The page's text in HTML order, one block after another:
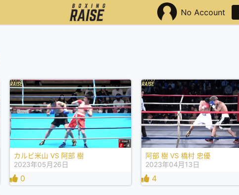
No Account
カルビ米山 VS 阿部 樹
2023年05月26日
0
阿部 樹 VS 橋村 忠優
2023年04月13日
4